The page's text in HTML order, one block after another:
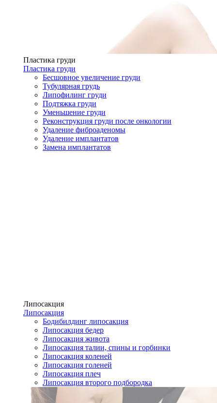
Пластика груди
Пластика груди
Бесшовное увеличение груди
Тубулярная грудь
Липофилинг груди
Подтяжка груди
Уменьшение груди
Реконструкция груди после онкологии
Удаление фиброаденомы
Удаление имплантатов
Замена имплантатов
Липосакция
Липосакция
Бодибилдинг липосакция
Липосакция бедер
Липосакция живота
Липосакция талии, спины и горбинки
Липосакция коленей
Липосакция голеней
Липосакция плеч
Липосакция второго подбородка